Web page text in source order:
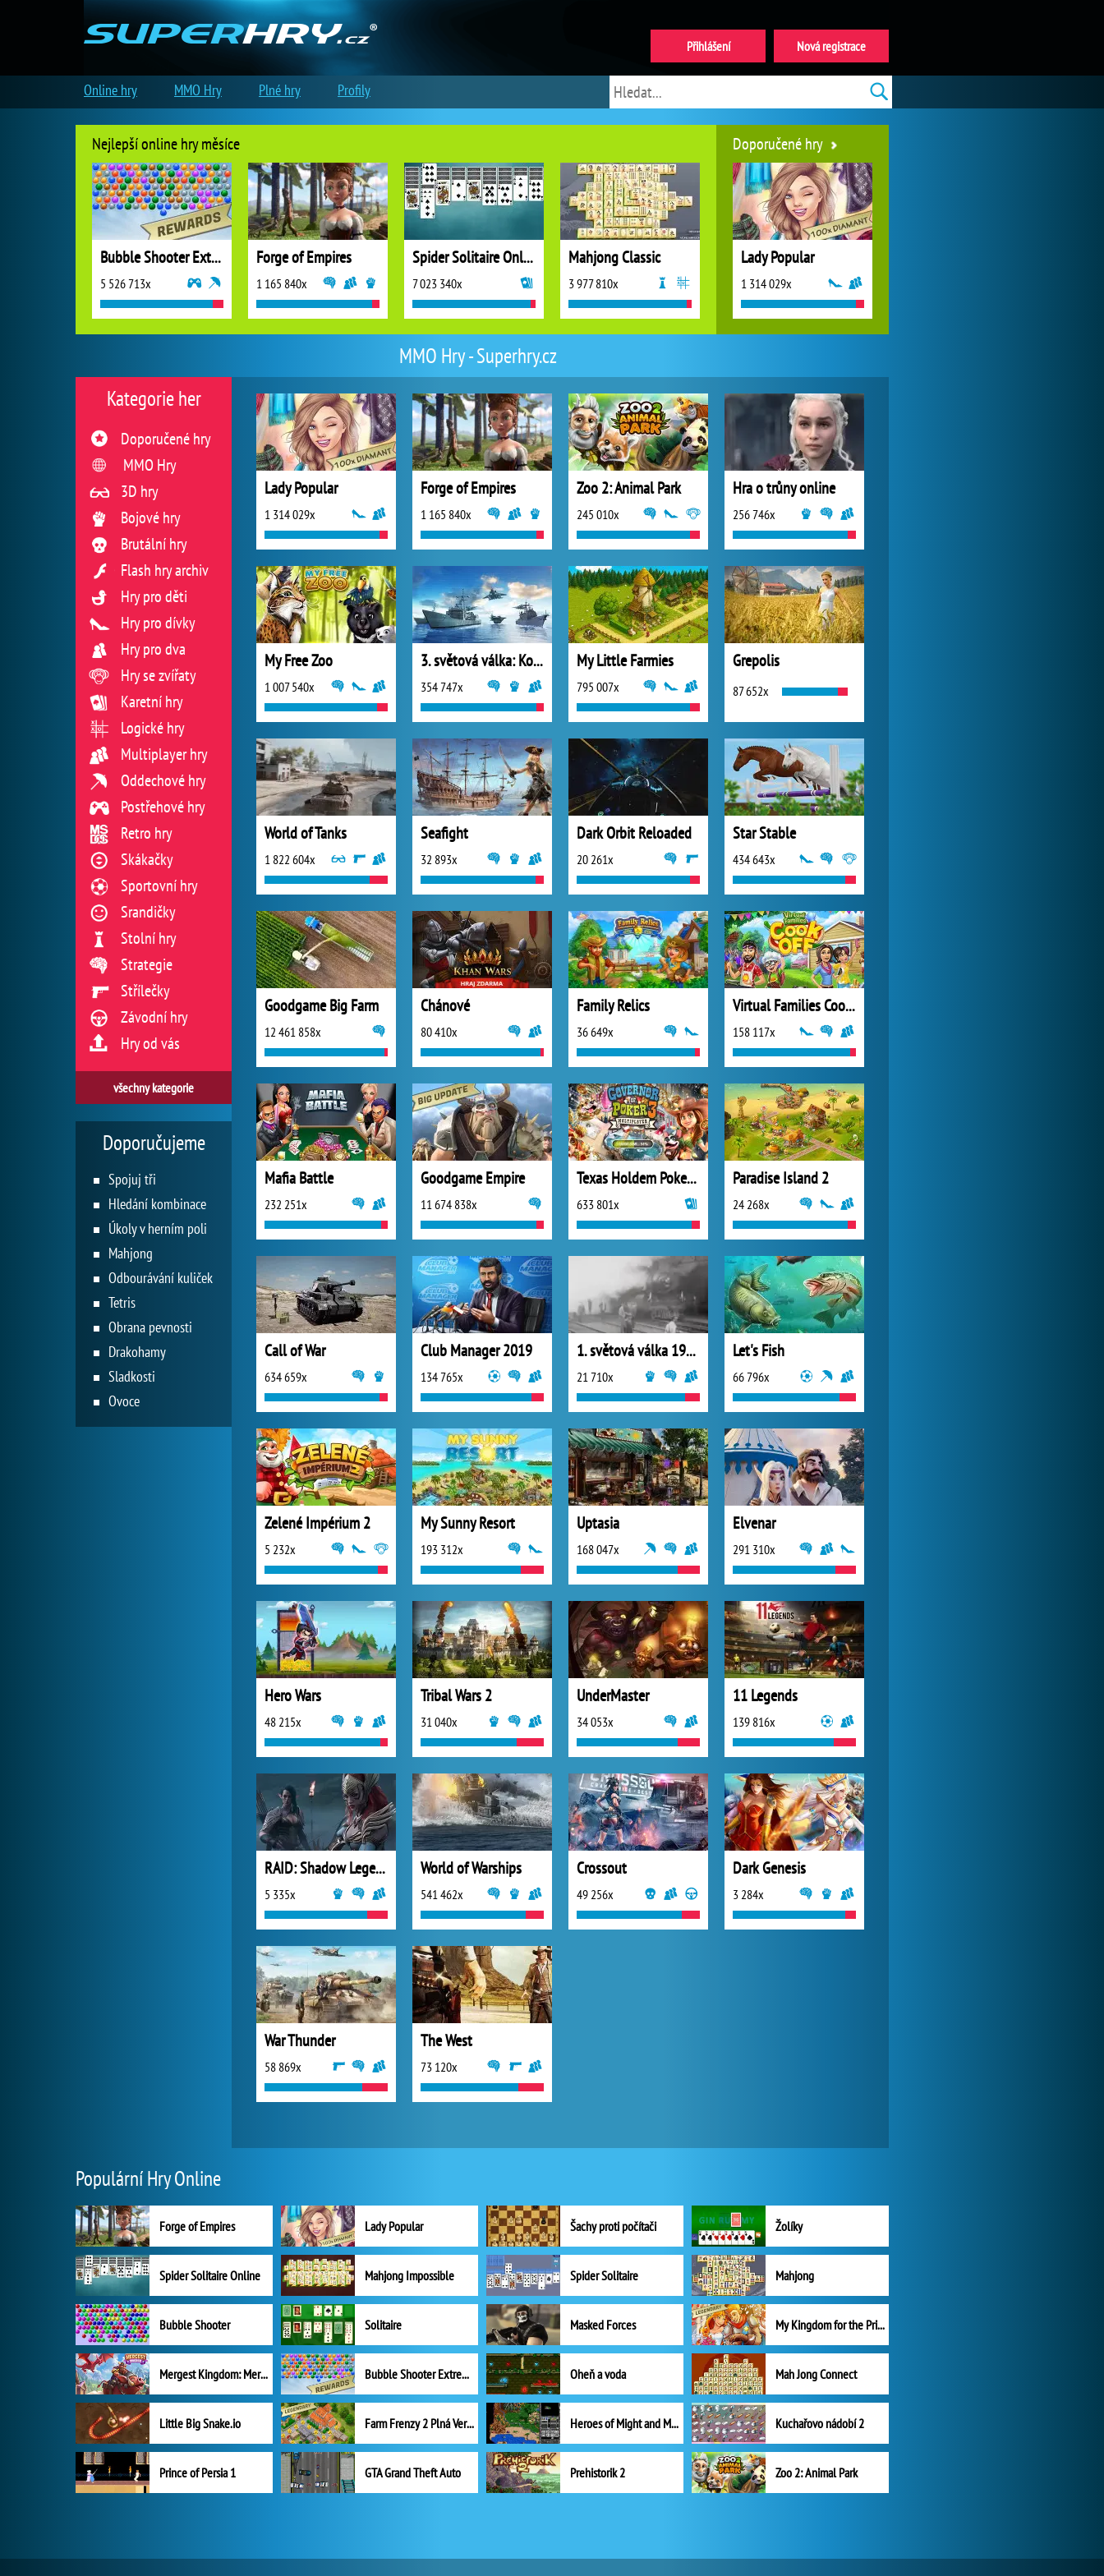
MMO Hry - Superhry.cz
Lady Popular
1 314 029x
Forge of Empires
1 165 840x
Zoo 2: Animal Park
245 010x
Hra o trůny online
256 746x
My Free Zoo
1 007 540x
3. světová válka: Konflikt národů
354 747x
My Little Farmies
795 007x
Grepolis
87 652x
World of Tanks
1 822 604x
Seafight
32 893x
Dark Orbit Reloaded
20 261x
Star Stable
434 643x
Goodgame Big Farm
12 461 858x
Chánové
80 410x
Family Relics
36 649x
Virtual Families Cook Off
158 117x
Mafia Battle
232 251x
Goodgame Empire
11 674 838x
Texas Holdem Poker 3
633 801x
Paradise Island 2
24 268x
Call of War
634 659x
Club Manager 2019
134 765x
1. světová válka 1914
21 710x
Let's Fish
66 796x
Zelené Impérium 2
5 232x
My Sunny Resort
193 312x
Uptasia
168 047x
Elvenar
291 310x
Hero Wars
48 215x
Tribal Wars 2
31 040x
UnderMaster
34 053x
11 Legends
139 816x
RAID: Shadow Legends
5 335x
World of Warships
541 462x
Crossout
49 256x
Dark Genesis
3 284x
War Thunder
58 869x
The West
73 120x
Kategorie her
Doporučené hry
MMO Hry
3D hry
Bojové hry
Brutální hry
Flash hry archiv
Hry pro děti
Hry pro dívky
Hry pro dva
Hry se zvířaty
Karetní hry
Logické hry
Multiplayer hry
Oddechové hry
Postřehové hry
Retro hry
Skákačky
Sportovní hry
Srandičky
Stolní hry
Strategie
Střílečky
Závodní hry
Hry od vás
všechny kategorie
Doporučujeme
Spojuj tři
Hledání kombinace
Úkoly v herním poli
Mahjong
Odbourávání kuliček
Tetris
Obrana pevnosti
Drakohamy
Sladkosti
Ovoce
Nejlepší online hry měsíce
Bubble Shooter Extreme
5 526 713x
Forge of Empires
1 165 840x
Spider Solitaire Online
7 023 340x
Mahjong Classic
3 977 810x
Doporučené hry
Lady Popular
1 314 029x
Zoo 2: Animal Park
245 010x
Forge of Empires
1 165 840x
World of Tanks
1 822 604x
Populární Hry Online
Forge of Empires Lady Popular Šachy proti počítači Žolíky
Spider Solitaire Online Mahjong Impossible Spider Solitaire Mahjong
Bubble Shooter Solitaire Masked Forces My Kingdom for the Princess Plná verze
Mergest Kingdom: Merge Puzzle Bubble Shooter Extreme Oheň a voda Mah Jong Connect
Little Big Snake.io Farm Frenzy 2 Plná Verze Heroes of Might and Magic II Kuchařovo nádobí 2
Prince of Persia 1 GTA Grand Theft Auto Prehistorik 2 Zoo 2: Animal Park
Nová registrace
Přihlášení
Online hry MMO Hry Plné hry Profily